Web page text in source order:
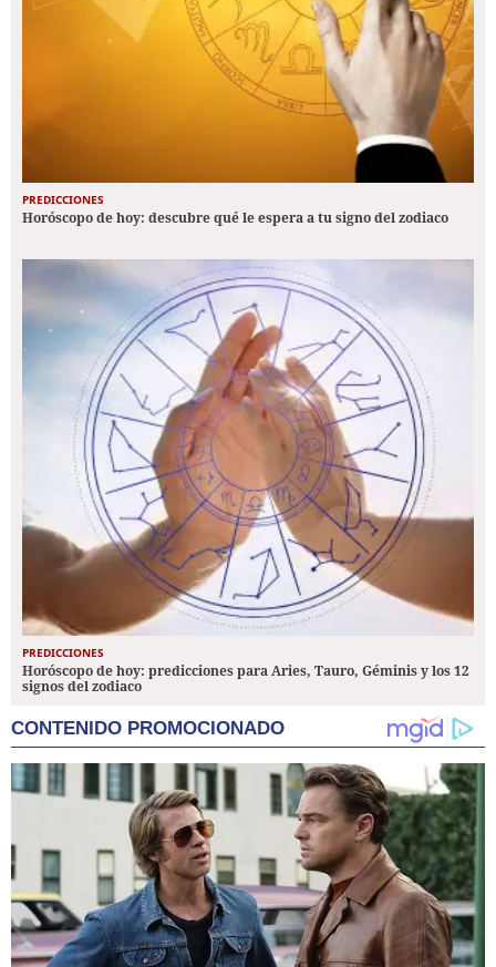
PREDICCIONES
Horóscopo de hoy: descubre qué le espera a tu signo del zodiaco
PREDICCIONES
Horóscopo de hoy: predicciones para Aries, Tauro, Géminis y los 12
signos del zodiaco
CONTENIDO PROMOCIONADO